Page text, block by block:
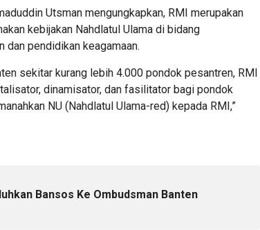
Utsman mengungkapkan, RMI merupakan
kebijakan Nahdlatul Ulama di bidang
dan pendidikan keagamaan.
sekitar kurang lebih 4.000 pondok pesantren, RMI
dinamisator, dan fasilitator bagi pondok
NU (Nahdlatul Ulama-red) kepada RMI,”
Bansos Ke Ombudsman Banten